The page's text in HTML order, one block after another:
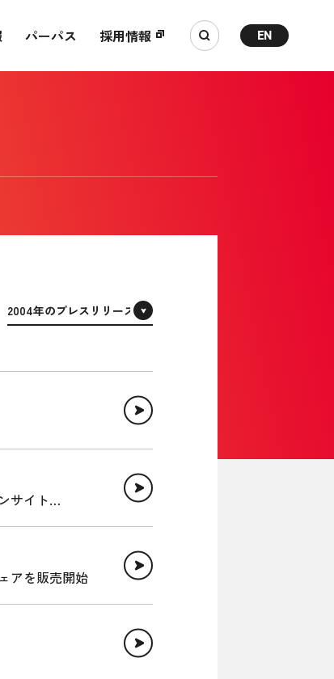
パーパス 採用情報 EN
サイト
アを販売開始